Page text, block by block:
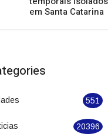
temperaturas
551